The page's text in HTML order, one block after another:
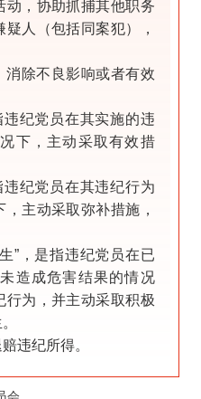
动，协助抓捕其他职务
人（包括同案犯），
消除不良影响或者有效
违纪党员在其实施的违
下，主动采取有效措
违纪党员在其违纪行为
主动采取弥补措施，
”，是指违纪党员在已
造成危害结果的情况
行为，并主动采取积极
违纪所得。